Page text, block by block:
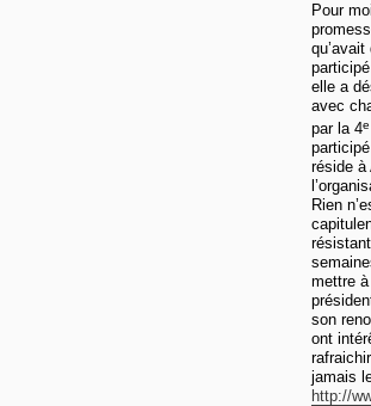
Pour
elle a
avec
par la 4e
réside à
Rien
mettre
son
ont
jamais
http://